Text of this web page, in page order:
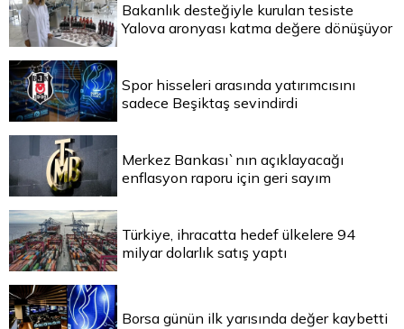
Bakanlık desteğiyle kurulan tesiste
Yalova aronyası katma değere dönüşüyor
Spor hisseleri arasında yatırımcısını
sadece Beşiktaş sevindirdi
Merkez Bankası`nın açıklayacağı
enflasyon raporu için geri sayım
Türkiye, ihracatta hedef ülkelere 94
milyar dolarlık satış yaptı
Borsa günün ilk yarısında değer kaybetti